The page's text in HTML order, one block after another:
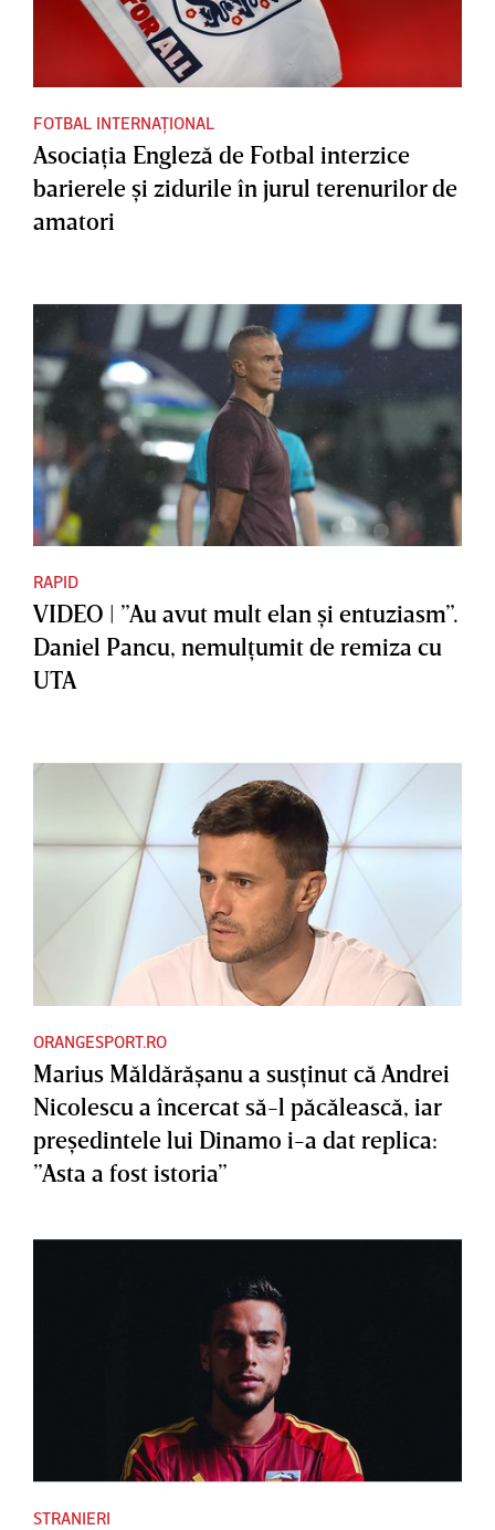
FOTBAL INTERNAȚIONAL
Asociaţia Engleză de Fotbal interzice
barierele şi zidurile în jurul terenurilor de
amatori
RAPID
VIDEO | ”Au avut mult elan şi entuziasm”.
Daniel Pancu, nemulţumit de remiza cu
UTA
ORANGESPORT.RO
Marius Măldărăşanu a susţinut că Andrei
Nicolescu a încercat să-l păcălească, iar
preşedintele lui Dinamo i-a dat replica:
”Asta a fost istoria”
STRANIERI